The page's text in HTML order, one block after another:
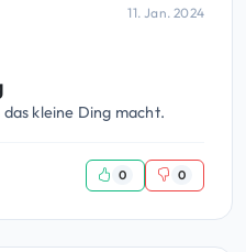
11. Jan. 2024
kleine Ding macht.
0 0